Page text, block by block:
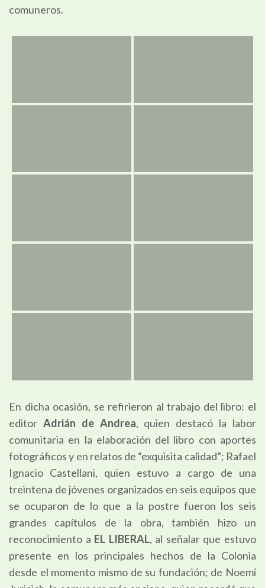
comuneros.
En dicha ocasión, se refirieron al trabajo del libro: el
editor Adrián de Andrea, quien destacó la labor
comunitaria en la elaboración del libro con aportes
fotográficos y en relatos de “exquisita calidad”; Rafael
Ignacio Castellani, quien estuvo a cargo de una
treintena de jóvenes organizados en seis equipos que
se ocuparon de lo que a la postre fueron los seis
grandes capítulos de la obra, también hizo un
reconocimiento a EL LIBERAL, al señalar que estuvo
presente en los principales hechos de la Colonia
desde el momento mismo de su fundación; de Noemí